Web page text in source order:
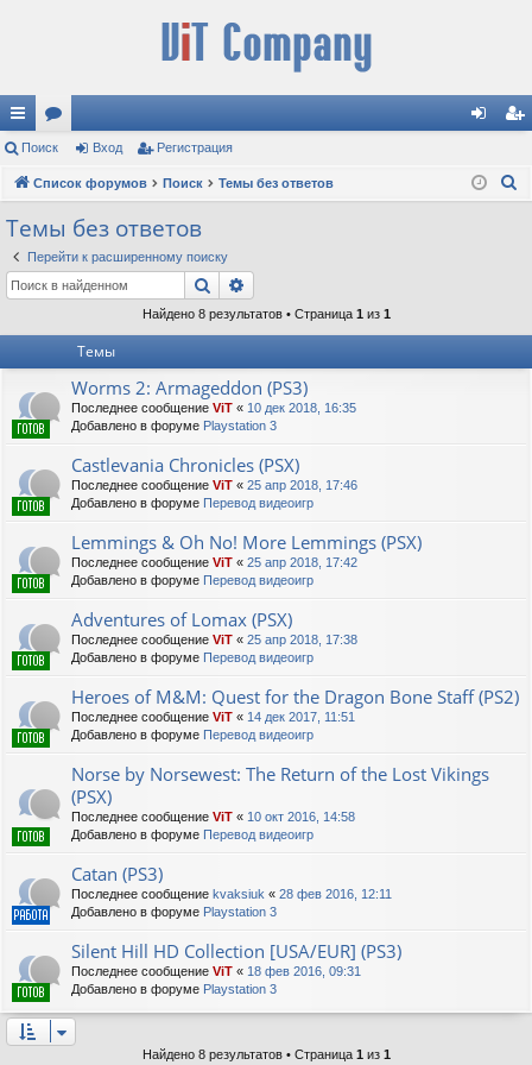
с
ы
лк
и
ор
ум д ис
Поиск Вход Регистрация
Список форумов Поиск Темы без ответов
Темы без ответов
Перейти к расширенному поиску
Поиск
Найдено 8 результатов • Страница 1 из 1
Темы
Worms 2: Armageddon (PS3)
Последнее сообщение ViT « 10 дек 2018, 16:35
Добавлено в форуме Playstation 3
Castlevania Chronicles (PSX)
Последнее сообщение ViT « 25 апр 2018, 17:46
Добавлено в форуме Перевод видеоигр
Lemmings & Oh No! More Lemmings (PSX)
Последнее сообщение ViT « 25 апр 2018, 17:42
Добавлено в форуме Перевод видеоигр
Adventures of Lomax (PSX)
Последнее сообщение ViT « 25 апр 2018, 17:38
Добавлено в форуме Перевод видеоигр
Heroes of M&M: Quest for the Dragon Bone Staff (PS2)
Последнее сообщение ViT « 14 дек 2017, 11:51
Добавлено в форуме Перевод видеоигр
Norse by Norsewest: The Return of the Lost Vikings
(PSX)
Последнее сообщение ViT « 10 окт 2016, 14:58
Добавлено в форуме Перевод видеоигр
Catan (PS3)
Последнее сообщение kvaksiuk « 28 фев 2016, 12:11
Добавлено в форуме Playstation 3
Silent Hill HD Collection [USA/EUR] (PS3)
Последнее сообщение ViT « 18 фев 2016, 09:31
Добавлено в форуме Playstation 3
Найдено 8 результатов • Страница 1 из 1